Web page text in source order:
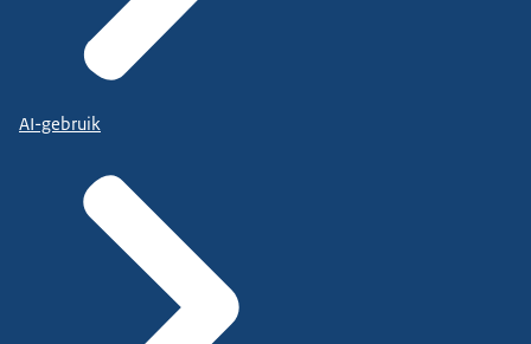
AI-gebruik